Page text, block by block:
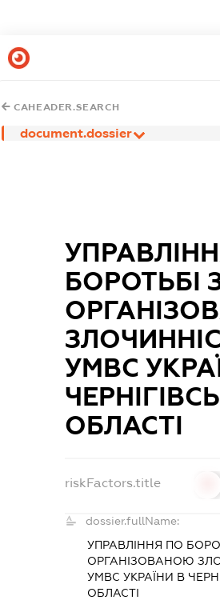
CAHEADER.SEARCH
document.dossier
БОРОТЬБІ
УМВС
ОБЛАСТІ
riskFactors.title
dossier.fullName:
УПРАВЛІННЯ ПО
ОРГАНІЗОВАНОЮ
УМВС УКРАЇНИ В
ОБЛАСТІ